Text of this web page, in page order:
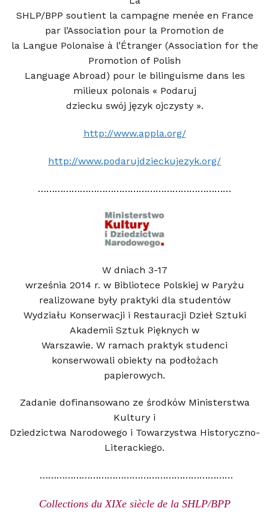
SHLP/BPP soutient la campagne menée en France
par l’Association pour la Promotion de
la Langue Polonaise à l’Étranger (Association for the
Promotion of Polish
Language Abroad) pour le bilinguisme dans les
milieux polonais « Podaruj
dziecku swój język ojczysty ».
http://www.appla.org/
http://www.podarujdzieckujezyk.org/
……………………………………………………………
W dniach 3-17
września 2014 r. w Bibliotece Polskiej w Paryżu
realizowane były praktyki dla studentów
Wydziału Konserwacji i Restauracji Dzieł Sztuki
Akademii Sztuk Pięknych w
Warszawie. W ramach praktyk studenci
konserwowali obiekty na podłożach
papierowych.
Zadanie dofinansowano ze środków Ministerstwa
Kultury i
Dziedzictwa Narodowego i Towarzystwa Historyczno-
Literackiego.
……………………………………………………………
Collections du XIXe siècle de la SHLP/BPP